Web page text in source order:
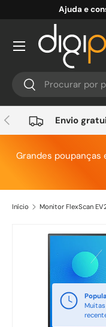
Ir para o conteúdo
Ajuda e
Pesquisar
Pesquisar
Anterior Envio
Grandes poupanças
Início Monitor FlexScan
Saltar para a